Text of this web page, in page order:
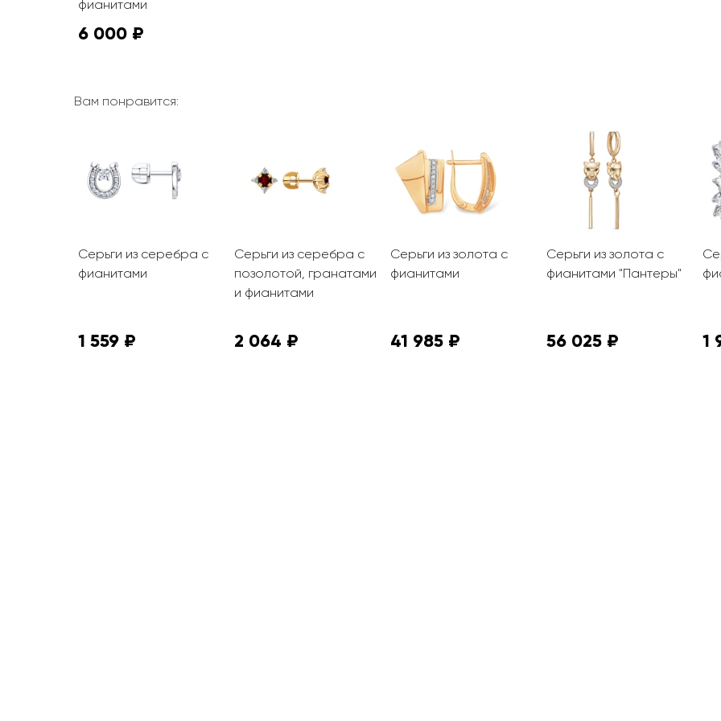
фианитами
6 000 ₽
Вам понравится:
Серьги из серебра с
фианитами
1 559 ₽
Серьги из серебра с
позолотой, гранатами
и фианитами
2 064 ₽
Серьги из золота с
фианитами
41 985 ₽
Серьги из золота с
фианитами "Пантеры"
56 025 ₽ 1